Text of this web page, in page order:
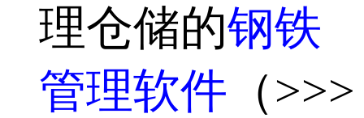
理仓储的钢铁
管理软件 （>>>